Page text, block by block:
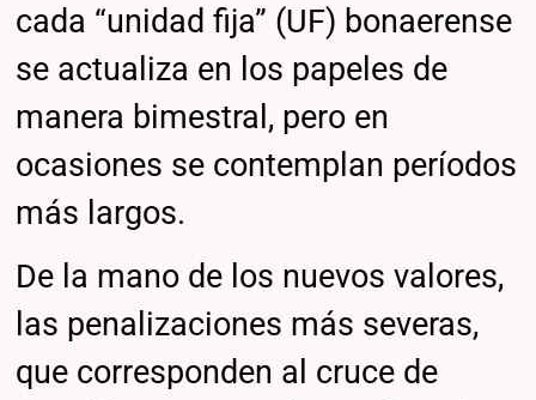
cada “unidad fija” (UF) bonaerense
se actualiza en los papeles de
manera bimestral, pero en
ocasiones se contemplan períodos
más largos.
De la mano de los nuevos valores,
las penalizaciones más severas,
que corresponden al cruce de